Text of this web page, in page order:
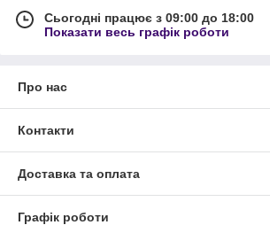
Сьогодні працює з 09:00 до 18:00
Показати весь графік роботи
Про нас
Контакти
Доставка та оплата
Графік роботи